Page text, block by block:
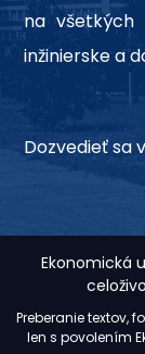
na všetkých
inžinierske a
Dozvedieť sa
Ekonomická
Preberanie textov,
len s povolením